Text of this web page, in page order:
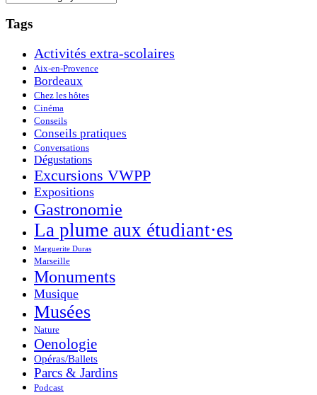
Tags
Activités extra-scolaires
Aix-en-Provence
Bordeaux
Chez les hôtes
Cinéma
Conseils
Conseils pratiques
Conversations
Dégustations
Excursions VWPP
Expositions
Gastronomie
La plume aux étudiant·es
Marguerite Duras
Marseille
Monuments
Musique
Musées
Nature
Oenologie
Opéras/Ballets
Parcs & Jardins
Podcast